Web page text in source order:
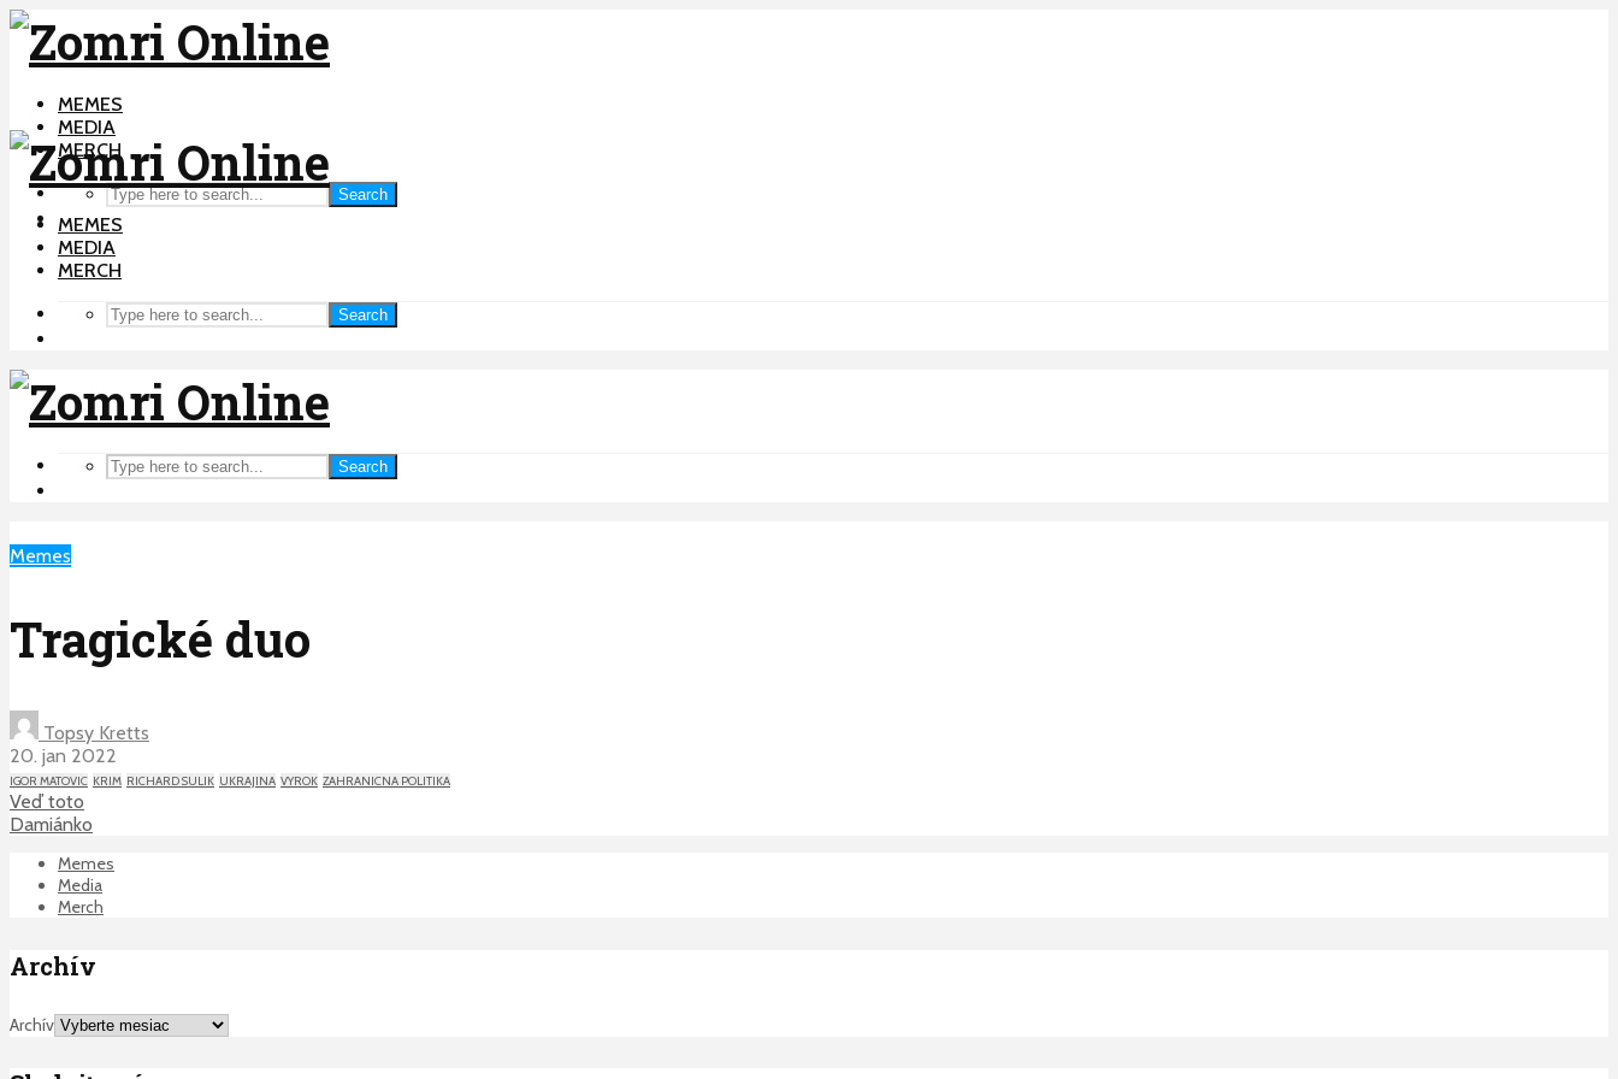
MEMES
MEDIA
MERCH
Search
MEMES
MEDIA
MERCH
Search
Search
Memes
Tragické duo
Topsy Kretts
20. jan 2022
IGOR MATOVIC KRIM RICHARD SULIK UKRAJINA VYROK ZAHRANICNA POLITIKA
Veď toto
Damiánko
Memes
Media
Merch
Archív
Archív